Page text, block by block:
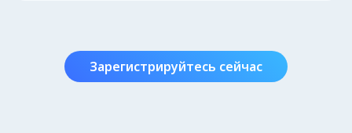
Зарегистрируйтесь сейчас